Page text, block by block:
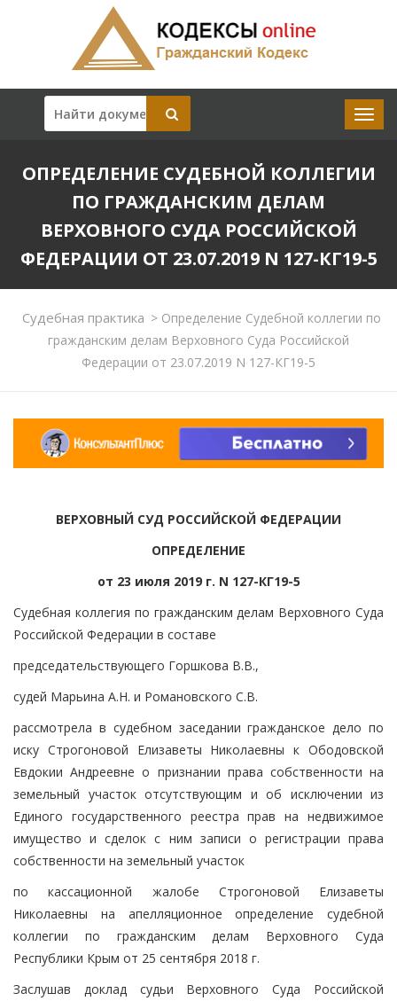
ОПРЕДЕЛЕНИЕ СУДЕБНОЙ КОЛЛЕГИИ
ПО ГРАЖДАНСКИМ ДЕЛАМ
ВЕРХОВНОГО СУДА РОССИЙСКОЙ
ФЕДЕРАЦИИ ОТ 23.07.2019 N 127-КГ19-5
Судебная практика > Определение Судебной коллегии по
гражданским делам Верховного Суда Российской
Федерации от 23.07.2019 N 127-КГ19-5
ВЕРХОВНЫЙ СУД РОССИЙСКОЙ ФЕДЕРАЦИИ
ОПРЕДЕЛЕНИЕ
от 23 июля 2019 г. N 127-КГ19-5
Судебная коллегия по гражданским делам Верховного Суда
Российской Федерации в составе
председательствующего Горшкова В.В.,
судей Марьина А.Н. и Романовского С.В.
рассмотрела в судебном заседании гражданское дело по
иску Строгоновой Елизаветы Николаевны к Ободовской
Евдокии Андреевне о признании права собственности на
земельный участок отсутствующим и об исключении из
Единого государственного реестра прав на недвижимое
имущество и сделок с ним записи о регистрации права
собственности на земельный участок
по кассационной жалобе Строгоновой Елизаветы
Николаевны на апелляционное определение судебной
коллегии по гражданским делам Верховного Суда
Республики Крым от 25 сентября 2018 г.
Заслушав доклад судьи Верховного Суда Российской